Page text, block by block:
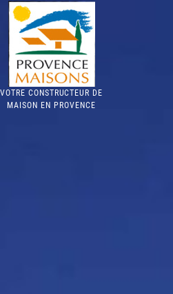
VOTRE CONSTRUCTEUR DE
MAISON EN PROVENCE